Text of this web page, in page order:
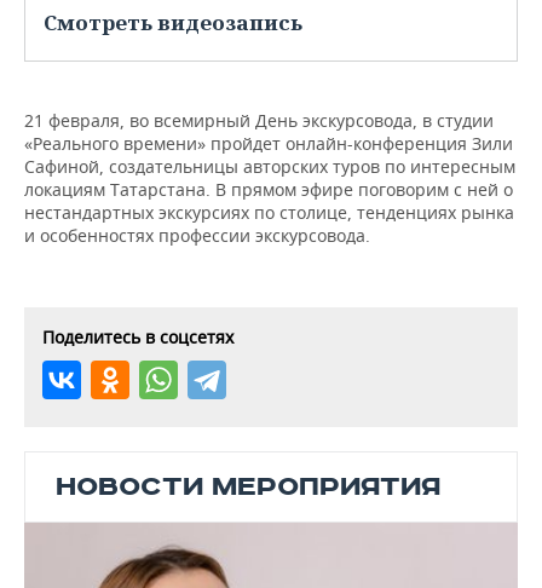
НЕФТЬ
ОПК
ЭНЕРГЕТИКА
УСЛУГИ
МЕДИА
ТЕЛЕКОММУНИКАЦИИ
ВЫЕЗДНАЯ РЕДАКЦИЯ
БИЗНЕС-БРАНЧИ
НОВОСТИ СПОРТА
ФУТБОЛ
ВОЛЕЙБОЛ
ФИГУРНОЕ КАТАНИЕ
ВОДНЫЕ ВИДЫ СПОРТА
ОБЩЕСТВО
НОВОСТИ ОБЩЕСТВА
ИСТОРИЯ
МЕДИЦИНА
ОБРАЗОВАНИЕ
ФОТОГАЛЕРЕЯ
СПРАВОЧНИК
СПИСОК ПЕРСОН
ПОЛНАЯ ВЕРСИЯ
Смотреть видеозапись
21 февраля, во всемирный День экскурсовода, в студии
«Реального времени» пройдет онлайн-конференция Зили
Сафиной, создательницы авторских туров по интересным
локациям Татарстана. В прямом эфире поговорим с ней о
нестандартных экскурсиях по столице, тенденциях рынка
и особенностях профессии экскурсовода.
Поделитесь в соцсетях
НОВОСТИ МЕРОПРИЯТИЯ